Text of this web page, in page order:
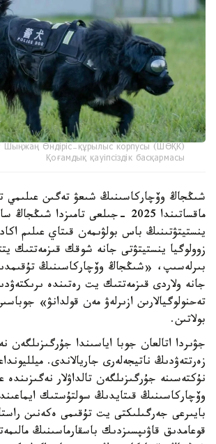
Өндіріс-құрылыс корпусы (ШӨҚК)
Қоғамдық қауіпсіздік басқармасы
شىڭجاڭ وۆچاركاسىنىڭ شىعۋ تەگىن عىلىمي
ماقساتىندا 2025 -جىلعى تامىزدا
ينستيتۋتىنىڭ باس بولۋىمەن قىتاي عىلىم
زوولوگيا ينستيتۋتى جانە شوقك قىزمەتتىك
بىرلەسىپ، «شىڭجاڭ وۆچاركاسىنىڭ
جانە ولاردى قىزمەتتىك يت رەتىندە
تەحنولوگيالارىن ازىرلەۋ مەن قولدانۋ»
بولاتىن.
جۋىردا اتالعان جوبا اياسىندا جۇرگىزىلگەن
زەرتتەۋدىڭ ناتيجەلەرى جاريالاندى.
نۇكتەسىنە جۇرگىزىلگەن تالداۋلار نەگىزىندە
وۆچاركاسىنىڭ قىتايدىڭ سولتۇستىك
بايىرعى جەرگىلىكتى يت تۇقىمى ەكەنىن
قوعامدىق قاۋىپسىزدىك باسقارماسىنىڭ